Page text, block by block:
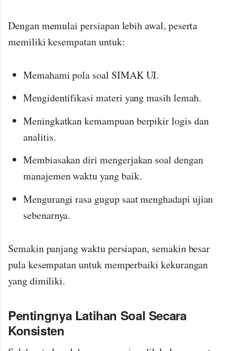
Dengan memulai persiapan lebih awal, peserta
memiliki kesempatan untuk:
Memahami pola soal SIMAK UI.
Mengidentifikasi materi yang masih lemah.
Meningkatkan kemampuan berpikir logis dan
analitis.
Membiasakan diri mengerjakan soal dengan
manajemen waktu yang baik.
Mengurangi rasa gugup saat menghadapi ujian
sebenarnya.
Semakin panjang waktu persiapan, semakin besar
pula kesempatan untuk memperbaiki kekurangan
yang dimiliki.
Pentingnya Latihan Soal Secara
Konsisten